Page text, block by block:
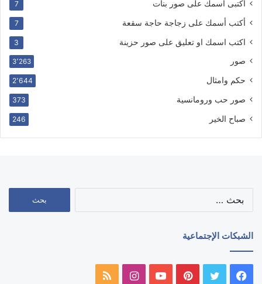
اكتبى اسمك على صور بنات 7
أكتب أسمك على زجاجة حاجة سقعة 7
اكتب اسمك او تعليق على صور حزينة 3
صور 3٬263
حكم وامثال 2٬644
صور حب ورومانسية 373
صباح الخير 246
الشبكات الإجتماعية
فيسبوك تويتر بينتيريستيوتيوبانستقرامملخص